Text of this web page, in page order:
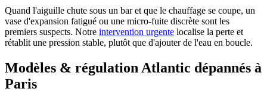
Quand l'aiguille chute sous un bar et que le chauffage se coupe, un
vase d'expansion fatigué ou une micro-fuite discrète sont les
premiers suspects. Notre intervention urgente localise la perte et
rétablit une pression stable, plutôt que d'ajouter de l'eau en boucle.
Modèles & régulation Atlantic dépannés à
Paris